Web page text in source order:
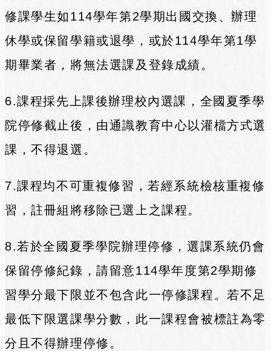
修課學生如114學年第2學期出國交換、辦理
休學或保留學籍或退學，或於114學年第1學
期畢業者，將無法選課及登錄成績。
6.課程採先上課後辦理校內選課，全國夏季學
院停修截止後，由通識教育中心以灌檔方式選
課，不得退選。
7.課程均不可重複修習，若經系統檢核重複修
習，註冊組將移除已選上之課程。
8.若於全國夏季學院辦理停修，選課系統仍會
保留停修紀錄，請留意114學年度第2學期修
習學分最下限並不包含此一停修課程。若不足
最低下限選課學分數，此一課程會被標註為零
分且不得辦理停修。